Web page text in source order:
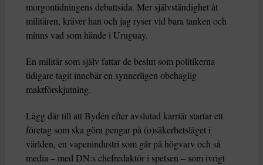
morgontidningens debattsida. Mer självständighet åt
militären, kräver han och jag ryser vid bara tanken och
minns vad som hände i Uruguay.
En militär som själv fattar de beslut som politikerna
tidigare tagit innebär en synnerligen obehaglig
maktförskjutning.
Lägg där till att Bydén efter avslutad karriär startar ett
företag som ska göra pengar på (o)säkerhetsläget i
världen, en vapenindustri som går på högvarv och så
media – med DN:s chefredaktör i spetsen – som ivrigt